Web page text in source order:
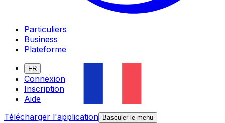
Particuliers
Business
Plateforme
FR
Connexion
Inscription
Aide
Télécharger l'application
Basculer le menu